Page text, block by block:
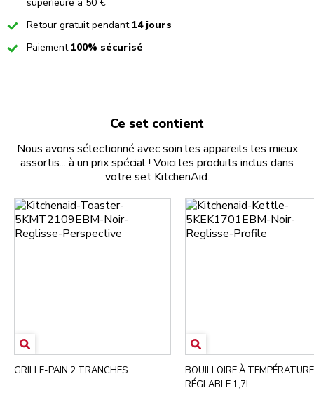
supérieure à 50 €
CheckedRetour gratuit pendant 14 jours
CheckedPaiement 100% sécurisé
Ce set contient
Nous avons sélectionné avec soin les appareils les mieux
assortis... à un prix spécial ! Voici les produits inclus dans
votre set KitchenAid.
GRILLE-PAIN 2 TRANCHES
BOUILLOIRE À TEMPÉRATURE
RÉGLABLE 1,7L